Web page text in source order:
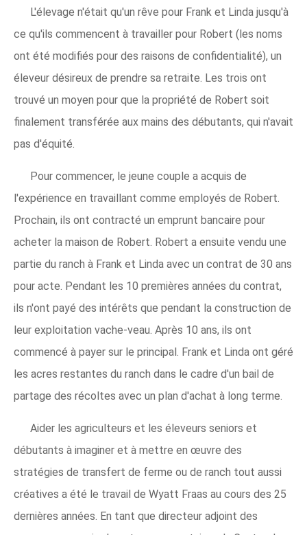
L'élevage n'était qu'un rêve pour Frank et Linda jusqu'à
ce qu'ils commencent à travailler pour Robert (les noms
ont été modifiés pour des raisons de confidentialité), un
éleveur désireux de prendre sa retraite. Les trois ont
trouvé un moyen pour que la propriété de Robert soit
finalement transférée aux mains des débutants, qui n'avait
pas d'équité.
Pour commencer, le jeune couple a acquis de
l'expérience en travaillant comme employés de Robert.
Prochain, ils ont contracté un emprunt bancaire pour
acheter la maison de Robert. Robert a ensuite vendu une
partie du ranch à Frank et Linda avec un contrat de 30 ans
pour acte. Pendant les 10 premières années du contrat,
ils n'ont payé des intérêts que pendant la construction de
leur exploitation vache-veau. Après 10 ans, ils ont
commencé à payer sur le principal. Frank et Linda ont géré
les acres restantes du ranch dans le cadre d'un bail de
partage des récoltes avec un plan d'achat à long terme.
Aider les agriculteurs et les éleveurs seniors et
débutants à imaginer et à mettre en œuvre des
stratégies de transfert de ferme ou de ranch tout aussi
créatives a été le travail de Wyatt Fraas au cours des 25
dernières années. En tant que directeur adjoint des